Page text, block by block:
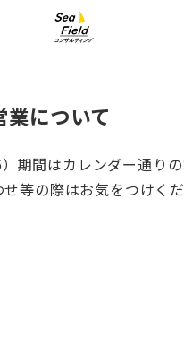
業について
期間はカレンダー通り
等の際はお気をつけくだ